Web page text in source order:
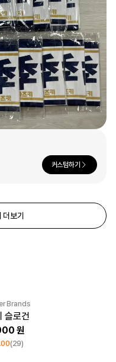
커스텀하기
더보기
New
Brands
슬로건
(29)
1분컷 티셔츠 티셔츠
아우터 바지